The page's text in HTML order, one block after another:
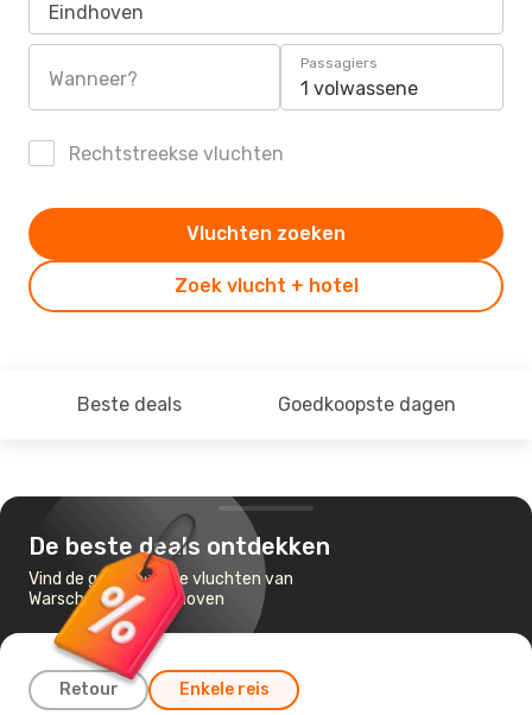
Eindhoven
Wanneer?
Passagiers
1 volwassene
Rechtstreekse vluchten
Zoek vlucht + hotel
Vluchten zoeken
Beste deals Goedkoopste dagen
De beste deals ontdekken
Vind de goedkoopste vluchten van
Warschau naar Eindhoven
Retour Enkele reis